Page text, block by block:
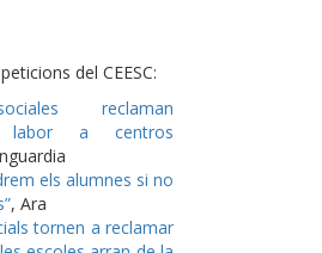
del CEESC:
reclaman
labor a centros
els alumnes si no
, Ara
tornen a reclamar